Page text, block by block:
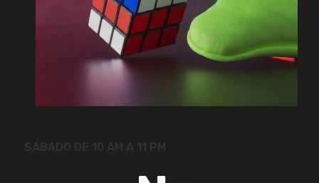
SÁBADO DE 10 AM A 11 PM